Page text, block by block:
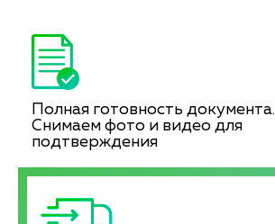
Полная готовность документа.
Снимаем фото и видео для
подтверждения